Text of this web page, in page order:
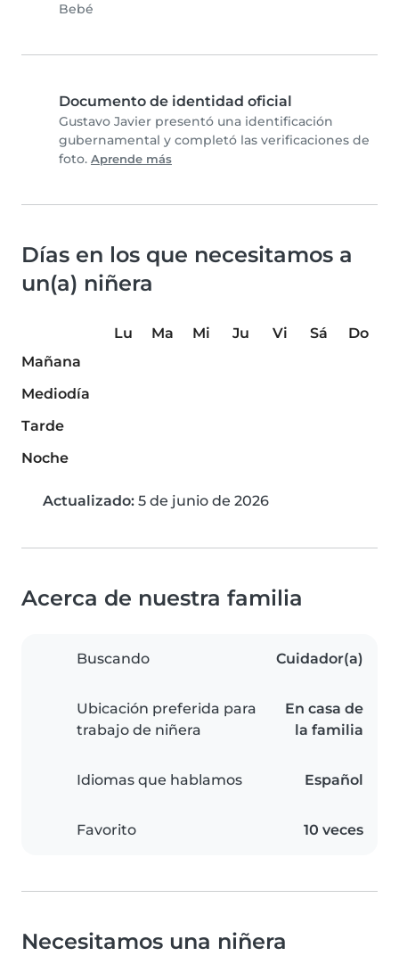
Bebé
Documento de identidad oficial
Gustavo Javier presentó una identificación
gubernamental y completó las verificaciones de
foto. Aprende más
Días en los que necesitamos a
un(a) niñera
Lu Ma Mi Ju Vi Sá
Do
Mañana
Mediodía
Tarde
Noche
Actualizado: 5 de junio de 2026
Acerca de nuestra familia
Buscando Cuidador(a)
Ubicación preferida para
trabajo de niñera
En casa de
la familia
Idiomas que hablamos Español
Favorito 10 veces
Necesitamos una niñera